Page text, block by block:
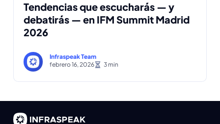
Tendencias que escucharás — y
debatirás — en IFM Summit Madrid
2026
Infraspeak Team
febrero 16, 2026